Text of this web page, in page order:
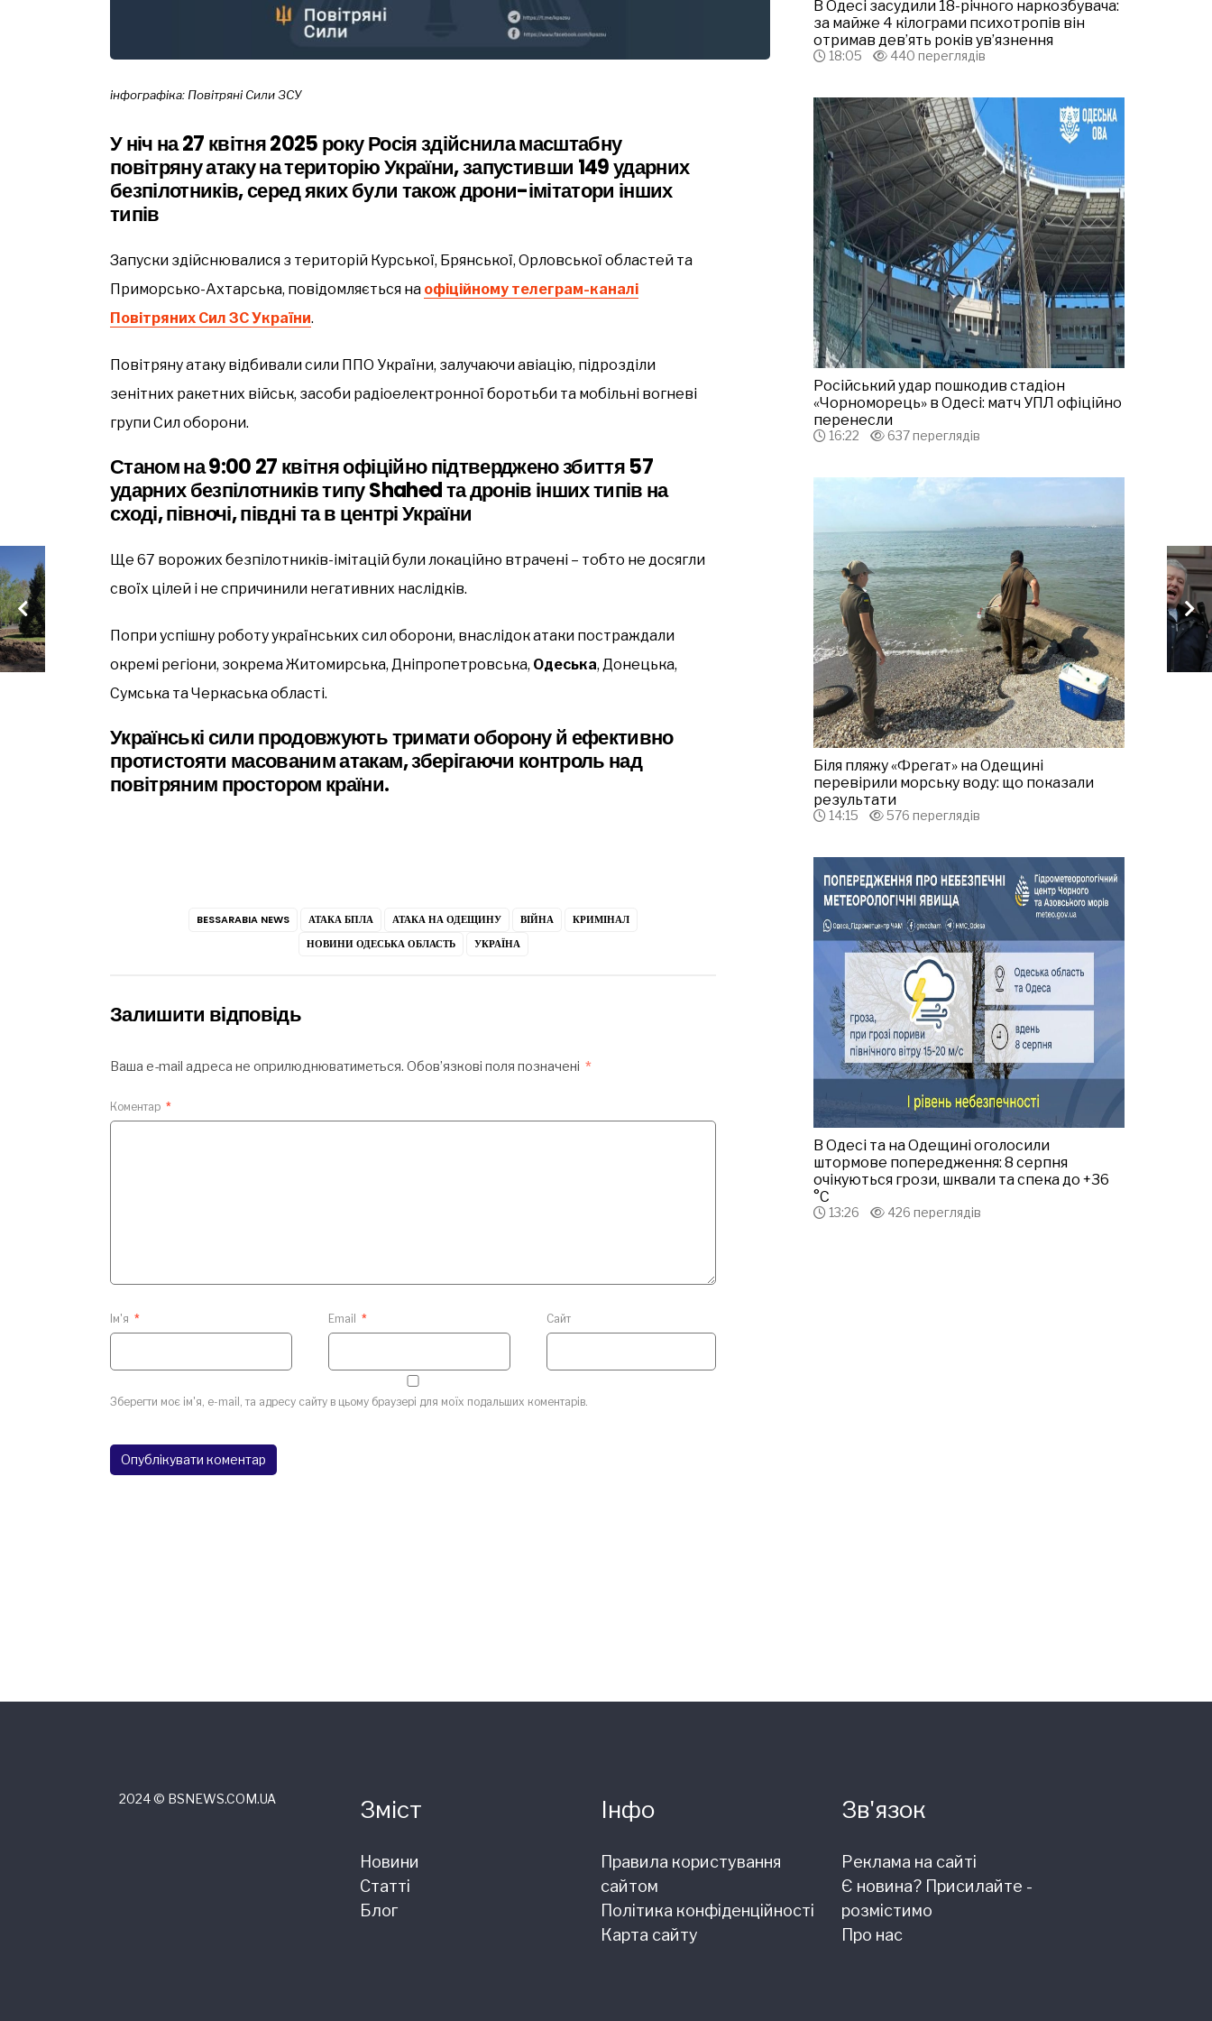
інфографіка: Повітряні Сили ЗСУ
У ніч на 27 квітня 2025 року Росія здійснила масштабну
повітряну атаку на територію України, запустивши 149 ударних
безпілотників, серед яких були також дрони-імітатори інших
типів
Запуски здійснювалися з територій Курської, Брянської, Орловської областей та
Приморсько-Ахтарська, повідомляється на офіційному телеграм-каналі
Повітряних Сил ЗС України.
Повітряну атаку відбивали сили ППО України, залучаючи авіацію, підрозділи
зенітних ракетних військ, засоби радіоелектронної боротьби та мобільні вогневі
групи Сил оборони.
Станом на 9:00 27 квітня офіційно підтверджено збиття 57
ударних безпілотників типу Shahed та дронів інших типів на
сході, півночі, півдні та в центрі України
Ще 67 ворожих безпілотників-імітацій були локаційно втрачені – тобто не досягли
своїх цілей і не спричинили негативних наслідків.
Попри успішну роботу українських сил оборони, внаслідок атаки постраждали
окремі регіони, зокрема Житомирська, Дніпропетровська, Одеська, Донецька,
Сумська та Черкаська області.
Українські сили продовжують тримати оборону й ефективно
протистояти масованим атакам, зберігаючи контроль над
повітряним простором країни.
BESSARABIA NEWS АТАКА БПЛА АТАКА НА ОДЕЩИНУ ВІЙНА
КРИМІНАЛ
НОВИНИ ОДЕСЬКА ОБЛАСТЬ
УКРАЇНА
Залишити відповідь
Ваша e-mail адреса не оприлюднюватиметься. Обов’язкові поля позначені *
Коментар *
Ім'я * Email * Сайт
Зберегти моє ім'я, e-mail, та адресу сайту в цьому браузері для моїх подальших коментарів.
В Одесі засудили 18-річного наркозбувача:
за майже 4 кілограми психотропів він
отримав дев’ять років ув’язнення
18:05 440 переглядів
Російський удар пошкодив стадіон
«Чорноморець» в Одесі: матч УПЛ офіційно
перенесли
16:22 637 переглядів
Біля пляжу «Фрегат» на Одещині
перевірили морську воду: що показали
результати
14:15 576 переглядів
В Одесі та на Одещині оголосили
штормове попередження: 8 серпня
очікуються грози, шквали та спека до +36
°С
13:26 426 переглядів
2024 © ВSNEWS.COM.UA Зміст
Новини
Статті
Блог
Інфо
Правила користування
сайтом
Політика конфіденційності
Карта сайту
Зв'язок
Реклама на сайті
Є новина? Присилайте -
розмістимо
Про нас